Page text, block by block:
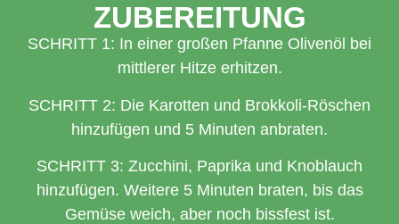
ZUBEREITUNG
SCHRITT 1: In einer großen Pfanne Olivenöl bei
mittlerer Hitze erhitzen.
SCHRITT 2: Die Karotten und Brokkoli-Röschen
hinzufügen und 5 Minuten anbraten.
SCHRITT 3: Zucchini, Paprika und Knoblauch
hinzufügen. Weitere 5 Minuten braten, bis das
Gemüse weich, aber noch bissfest ist.